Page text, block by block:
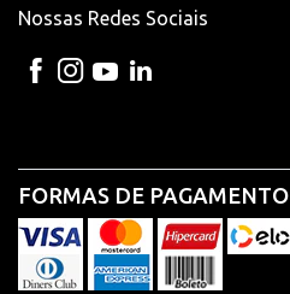
Nossas Redes Sociais
FORMAS DE PAGAMENTO